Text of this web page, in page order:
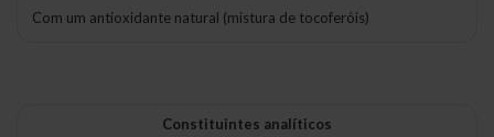
Com um antioxidante natural (mistura de tocoferóis)
Constituintes analíticos